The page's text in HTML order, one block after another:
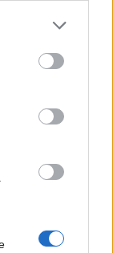
more Google
may click to
party tags to
below Google